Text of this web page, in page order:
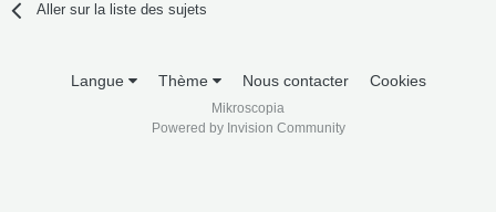
Aller sur la liste des sujets
Langue Thème Nous contacter Cookies
Mikroscopia
Powered by Invision Community